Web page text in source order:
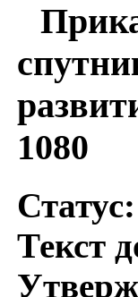
1080
Статус:
Текст